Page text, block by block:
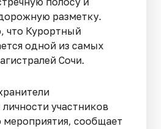
разметку.
что Курортный
одной из самых
Сочи.
участников
мероприятия, сообщает